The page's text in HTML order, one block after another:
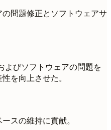
問題修正とソフトウェアサ
びソフトウェアの問題を
を向上させた。
スの維持に貢献。